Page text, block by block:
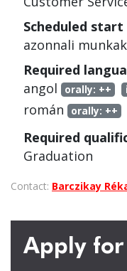
Scheduled
azonnali
Required
angol
orally: ++
román orally: ++
Required
Graduation
Contact: Barczikay
Apply